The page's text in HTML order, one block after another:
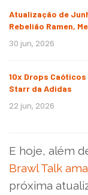
Atualização de
Rebelião Ramen,
30 jun, 2026
10x Drops Caóticos
Starr da Adidas
22 jun, 2026
E hoje, além
Brawl Talk
próxima